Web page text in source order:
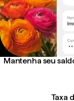
Mantenha seu
Taxa